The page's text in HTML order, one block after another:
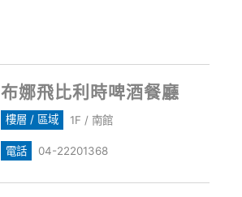
布娜飛比利時啤酒餐廳
樓層 / 區域 1F / 南館
電話 04-22201368